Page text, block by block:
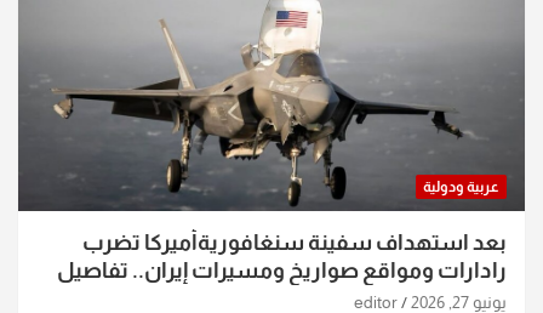
عربية ودولية
بعد استهداف سفينة سنغافوريةأميركا تضرب
رادارات ومواقع صواريخ ومسيرات إيران.. تفاصيل
الساعات الماضية
يونيو 27, 2026 editor